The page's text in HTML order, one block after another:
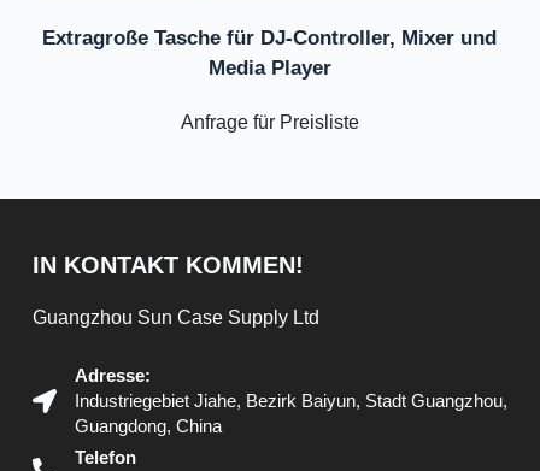
Extragroße Tasche für DJ-Controller, Mixer und
Media Player
Anfrage für Preisliste
IN KONTAKT KOMMEN!
Guangzhou Sun Case Supply Ltd
Adresse:
Industriegebiet Jiahe, Bezirk Baiyun, Stadt Guangzhou,
Guangdong, China
Telefon